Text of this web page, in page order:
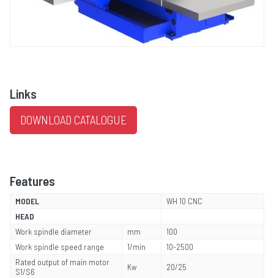
Links
DOWNLOAD CATALOGUE
Features
MODEL
WH 10 CNC
HEAD
Work spindle diameter
mm
100
Work spindle speed range
1/min
10-2500
Rated output of main motor
S1/S6
Kw
20/25